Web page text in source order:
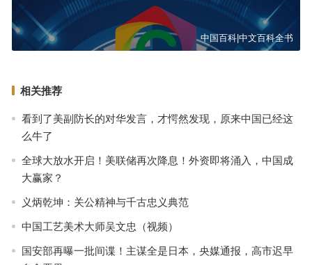
中国百科|中文百科全书
相关推荐
看到了美副防长的对华发言，才愕然发现，原来中国已经这
么牛了
全球大放水开启！美联储再次降息！外资即将涌入，中国成
大赢家？
义炳乾坤：关公精神与千古忠义典范
中国工艺美术大师吴文忠（视频）
国安部再曝一批间谍！主谋全是日本，央媒通报，高市迟早